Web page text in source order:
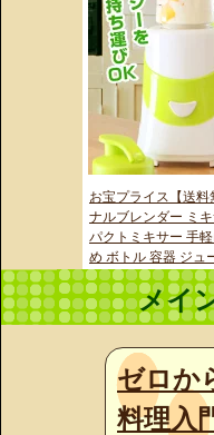
お宝プライス【送料
ナルブレンダー ミ
パクトミキサー 手
め ボトル 容器 ジュ
メイ
ゼロか
料理入